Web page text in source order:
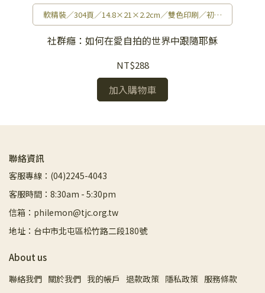
軟精裝／304頁／14.8×21×2.2cm／雙色印刷／初版
／441g
社群癮：如何在愛自拍的世界中跟隨耶穌
NT$288
加入購物車
聯絡資訊
客服專線：(04)2245-4043
客服時間：8:30am - 5:30pm
信箱：philemon@tjc.org.tw
地址：台中市北屯區松竹路二段180號
About us
聯絡我們 關於我們 我的帳戶 退款政策 隱私政策 服務條款